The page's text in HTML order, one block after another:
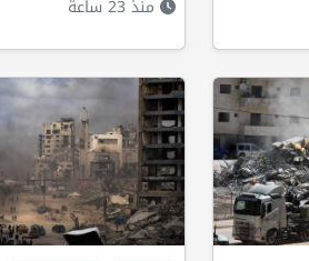
منذ 23 ساعة